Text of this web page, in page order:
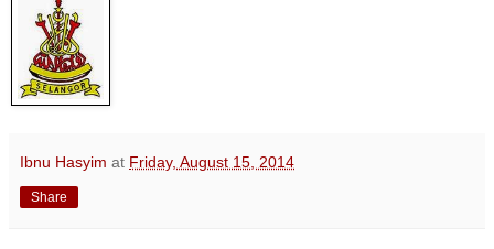
Ibnu Hasyim at Friday, August 15, 2014
Share